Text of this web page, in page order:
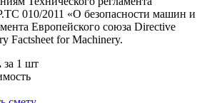
010/2011 «О безопасности машин и
Европейского союза Directive
Factsheet for Machinery.
за 1 шт